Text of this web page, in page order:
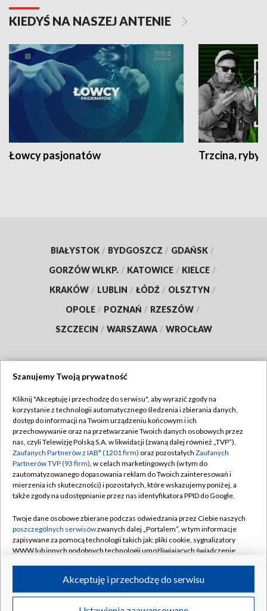
KIEDYŚ NA NASZEJ ANTENIE
Łowcy pasjonatów Trzcina, ryby
BIAŁYSTOK / BYDGOSZCZ / GDAŃSK /
GORZÓW WLKP. / KATOWICE / KIELCE /
KRAKÓW / LUBLIN / ŁÓDŹ / OLSZTYN /
OPOLE / POZNAŃ / RZESZÓW /
SZCZECIN / WARSZAWA / WROCŁAW
TVP
Abonament TVP
Emisja w TVP
Centrum informacji TVP
Naziemna Telewizja Cyfrowa
Rada Programowa
System NOS
Informacje o nadawcy
Program dla prasy
Regulamin TVP
Polityka prywatności
Moje zgody
Pomoc
Kontakt
Kanały
©2026 Telewizja Polska S.A. w likwidacji
Szanujemy Twoją prywatność
Kliknij "Akceptuję i przechodzę do serwisu", aby wyrazić zgody na
korzystanie z technologii automatycznego śledzenia i zbierania danych,
dostęp do informacji na Twoim urządzeniu końcowym i ich
przechowywanie oraz na przetwarzanie Twoich danych osobowych przez
nas, czyli Telewizję Polską S.A. w likwidacji (zwaną dalej również „TVP”),
Zaufanych Partnerów z IAB* (1201 firm) oraz pozostałych Zaufanych
Partnerów TVP (93 firm), w celach marketingowych (w tym do
zautomatyzowanego dopasowania reklam do Twoich zainteresowań i
mierzenia ich skuteczności) i pozostałych, które wskazujemy poniżej, a
także zgody na udostępnianie przez nas identyfikatora PPID do Google.
Twoje dane osobowe zbierane podczas odwiedzania przez Ciebie naszych
poszczególnych serwisówzwanych dalej „Portalem”, w tym informacje
zapisywane za pomocą technologii takich jak: pliki cookie, sygnalizatory
WWW lub innych podobnych technologii umożliwiających świadczenie
ruchu w Internecie.
Twoje dane osobowe zbierane podczas odwiedzania przez Ciebie
Akceptuję i przechodzę do serwisu